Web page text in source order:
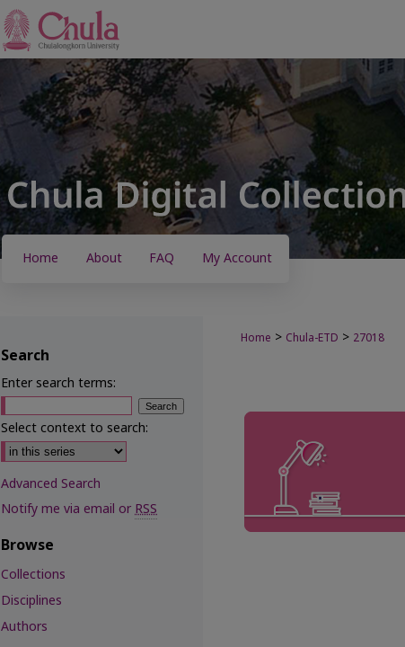
Home About FAQ My Account
Home > Chula-ETD > 27018
Search
Enter search terms:
Select context to search:
Advanced Search
Notify me via email orRSS
Browse
Collections
Disciplines
Authors